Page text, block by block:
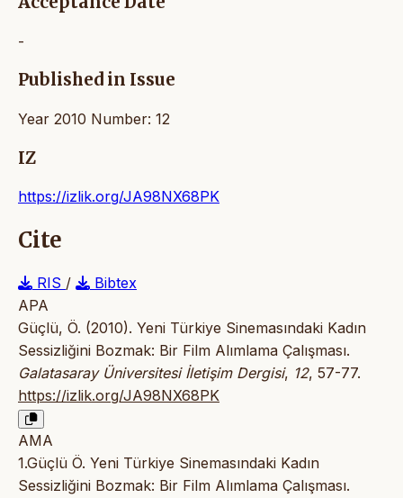
-
Published in Issue
Year 2010 Number: 12
IZ
https://izlik.org/JA98NX68PK
Cite
RIS /
Bibtex
APA
Güçlü, Ö. (2010). Yeni Türkiye Sinemasındaki Kadın
Sessizliğini Bozmak: Bir Film Alımlama Çalışması.
Galatasaray Üniversitesi İletişim Dergisi, 12, 57-77.
https://izlik.org/JA98NX68PK
AMA
1.Güçlü Ö. Yeni Türkiye Sinemasındaki Kadın
Sessizliğini Bozmak: Bir Film Alımlama Çalışması.